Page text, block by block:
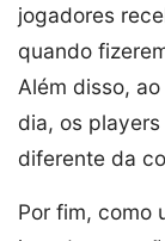
jogadores
quando
Além disso,
dia, os
diferente da
Por fim, como